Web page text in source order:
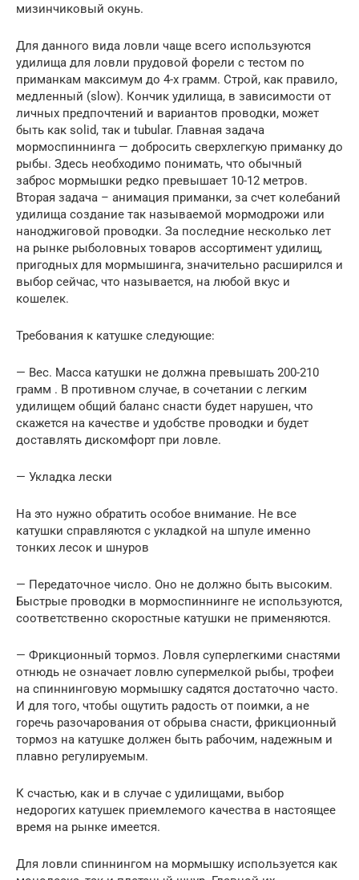
мизинчиковый окунь.
Для данного вида ловли чаще всего используются
удилища для ловли прудовой форели с тестом по
приманкам максимум до 4-х грамм. Строй, как правило,
медленный (slow). Кончик удилища, в зависимости от
личных предпочтений и вариантов проводки, может
быть как solid, так и tubular. Главная задача
мормоспиннинга — добросить сверхлегкую приманку до
рыбы. Здесь необходимо понимать, что обычный
заброс мормышки редко превышает 10-12 метров.
Вторая задача – анимация приманки, за счет колебаний
удилища создание так называемой мормодрожи или
наноджиговой проводки. За последние несколько лет
на рынке рыболовных товаров ассортимент удилищ,
пригодных для мормышинга, значительно расширился и
выбор сейчас, что называется, на любой вкус и
кошелек.
Требования к катушке следующие:
— Вес. Масса катушки не должна превышать 200-210
грамм . В противном случае, в сочетании с легким
удилищем общий баланс снасти будет нарушен, что
скажется на качестве и удобстве проводки и будет
доставлять дискомфорт при ловле.
— Укладка лески
На это нужно обратить особое внимание. Не все
катушки справляются с укладкой на шпуле именно
тонких лесок и шнуров
— Передаточное число. Оно не должно быть высоким.
Быстрые проводки в мормоспиннинге не используются,
соответственно скоростные катушки не применяются.
— Фрикционный тормоз. Ловля суперлегкими снастями
отнюдь не означает ловлю супермелкой рыбы, трофеи
на спиннинговую мормышку садятся достаточно часто.
И для того, чтобы ощутить радость от поимки, а не
горечь разочарования от обрыва снасти, фрикционный
тормоз на катушке должен быть рабочим, надежным и
плавно регулируемым.
К счастью, как и в случае с удилищами, выбор
недорогих катушек приемлемого качества в настоящее
время на рынке имеется.
Для ловли спиннингом на мормышку используется как